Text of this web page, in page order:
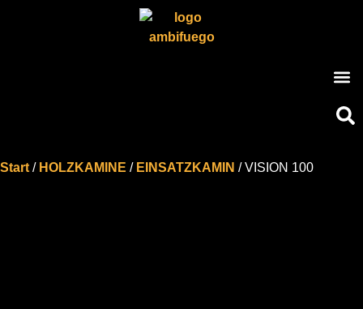
Start / HOLZKAMINE / EINSATZKAMIN / VISION 100